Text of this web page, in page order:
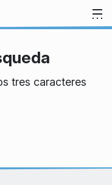
tres caracteres